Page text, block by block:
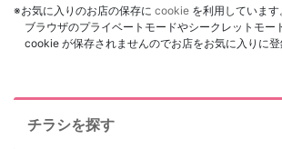
※お気に入りのお店の保存に cookie を利用しています
ブラウザのプライベートモードやシークレットモー
cookie が保存されませんのでお店をお気に入りに登
チラシを探す